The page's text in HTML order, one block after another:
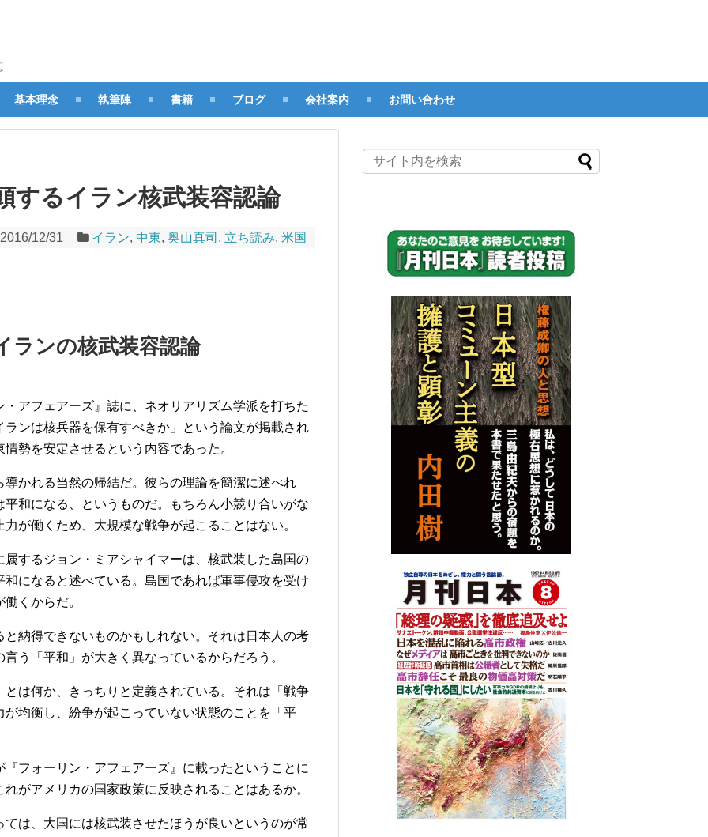
基本理念 執筆陣 書籍 ブログ 会社案内 お問い合わせ
るイラン核武装容認論
2016/12/31 イラン, 中東, 奥山真司 , 立ち読み, 米国
ランの核武装容認論
フェアーズ』誌に、ネオリアリズム学派を打ちた
ンは核兵器を保有すべきか」という論文が掲載され
勢を安定させるという内容であった。
かれる当然の帰結だ。彼らの理論を簡潔に述べれ
和になる、というものだ。もちろん小競り合いがな
が働くため、大規模な戦争が起こることはない。
するジョン・ミアシャイマーは、核武装した島国の
になると述べている。島国であれば軍事侵攻を受け
くからだ。
納得できないものかもしれない。それは日本人の考
う「平和」が大きく異なっているからだろう。
は何か、きっちりと定義されている。それは「戦争
均衡し、紛争が起こっていない状態のことを「平
ォーリン・アフェアーズ』に載ったということに
がアメリカの国家政策に反映されることはあるか。
は、大国には核武装させたほうが良いというのが常